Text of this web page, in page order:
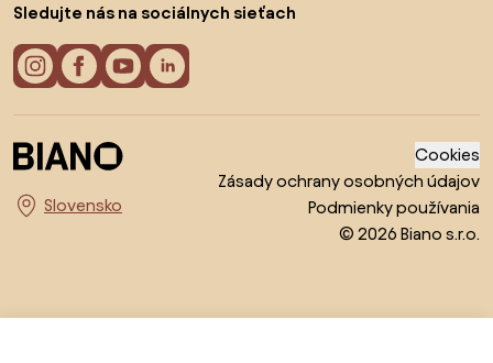
Sledujte nás na sociálnych sieťach
Vyberte krajinu
Cookies
Zásady ochrany osobných údajov
Podmienky používania
© 2026 Biano s.r.o.